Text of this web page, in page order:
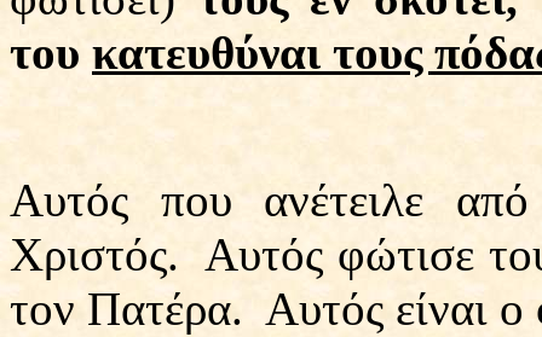
του κατευθύναι τους
Αυτός που ανέτειλε
Χριστός. Αυτός φώτισε
τον Πατέρα. Αυτός είναι